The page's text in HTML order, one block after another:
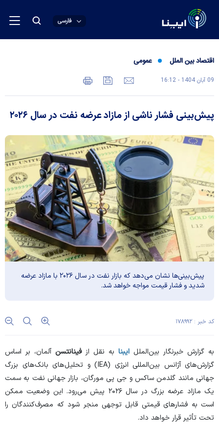
فارسی
اقتصاد بین الملل عمومی
09 آبان 1404 - 16:12
پیش‌بینی فشار ناشی از مازاد عرضه نفت در سال ۲۰۲۶
پیش‌بینی‌ها نشان می‌دهد که بازار نفت در سال ۲۰۲۶ با مازاد عرضه
شدید و فشار قیمت مواجه خواهد شد.
کد خبر : ۱۷۸۹۹۲
به گزارش خبرنگار بین‌الملل ایبنا به نقل ازفینانتسنآلمان، بر اساس
گزارش‌های آژانس بین‌المللی انرژی (IEA) و تحلیل‌های بانک‌های بزرگ
جهانی مانند گلدمن ساکس و جی پی مورگان، بازار جهانی نفت به سمت
یک مازاد عرضه بزرگ در سال ۲۰۲۶ پیش می‌رود. این وضعیت ممکن
است به فشار‌های قیمتی قابل توجهی منجر شود که مصرف‌کنندگان را
تحت تأثیر قرار خواهد داد.